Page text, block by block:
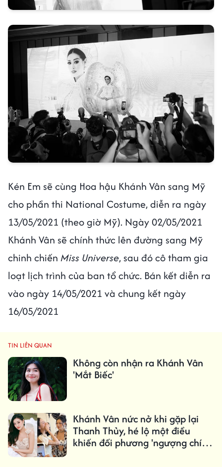
Kén Em sẽ cùng Hoa hậu Khánh Vân sang Mỹ
cho phần thi National Costume, diễn ra ngày
13/05/2021 (theo giờ Mỹ). Ngày 02/05/2021
Khánh Vân sẽ chính thức lên đường sang Mỹ
chinh chiến Miss Universe, sau đó cô tham gia
loạt lịch trình của ban tổ chức. Bán kết diễn ra
vào ngày 14/05/2021 và chung kết ngày
16/05/2021
TIN LIÊN QUAN
Không còn nhận ra Khánh Vân
'Mắt Biếc'
Khánh Vân nức nở khi gặp lại
Thanh Thủy, hé lộ một điều
khiến đối phương 'ngượng chín